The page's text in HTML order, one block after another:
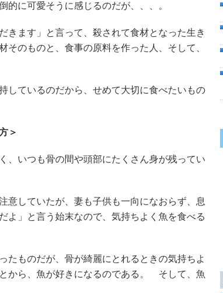
的に可愛そうに感じるのだが、、、。
ます」と言って、殺されて食材となった生き
そのものと、食事の原料を作った人、そして、
しているのだから、せめて大切に食べたいもの
＞
いつも骨の間や頭部にたくさん身が残ってい
していたが、妻も子供も一向になおらず、息
よ」と言う始末なので、気持ちよく魚を食べる
ものだが、骨が綺麗にとれるときの気持ちよ
から、魚が好きになるのである。 そして、魚